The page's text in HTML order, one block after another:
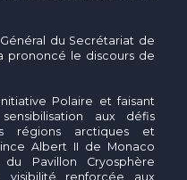
du Secrétariat de
prononcé le discours de
Polaire et faisant
aux défis
régions arctiques et
Albert II de Monaco
Pavillon Cryosphère
renforcée aux